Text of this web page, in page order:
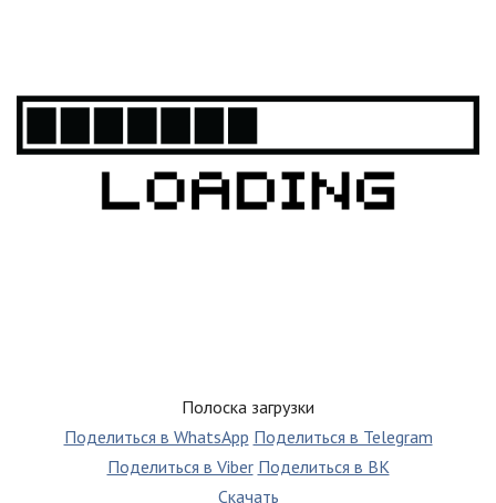
Полоска загрузки
Поделиться в WhatsApp Поделиться в Telegram
Поделиться в Viber Поделиться в ВК
Скачать